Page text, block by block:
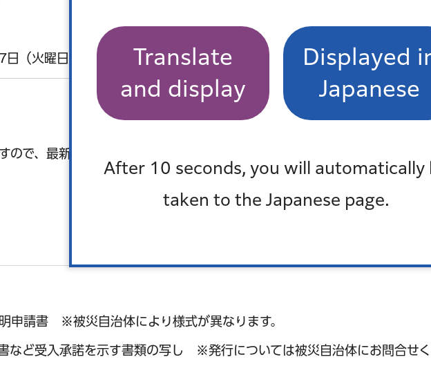
Translate
and display
Displayed
Japanese
After 10 seconds, you will automatically
taken to the Japanese page.
（火曜日）から令和4年12月31日（土曜日）まで
で、最新の情報をご確認ください。
申請書 ※被災自治体により様式が異なります。
など受入承諾を示す書類の写し ※発行については被災自治体にお問合せく